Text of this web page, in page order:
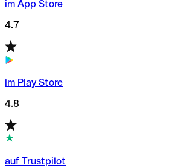
im App Store
4.7
im Play Store
4.8
auf Trustpilot